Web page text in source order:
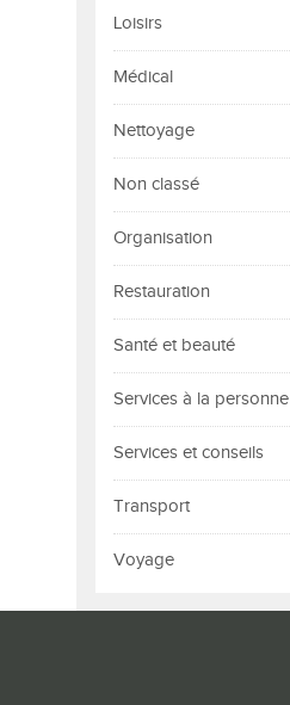
Loisirs
Médical
Nettoyage
Non classé
Organisation
Restauration
Santé et beauté
Services à la personne
Services et conseils
Transport
Voyage